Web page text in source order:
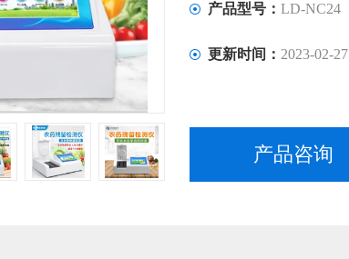
产品型号： LD-NC24
更新时间： 2023-02-27
产品咨询